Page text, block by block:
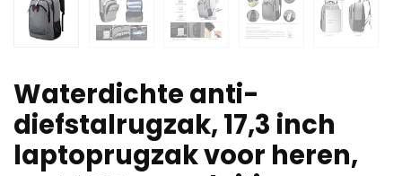
Waterdichte anti-
diefstalrugzak, 17,3 inch
laptoprugzak voor heren,